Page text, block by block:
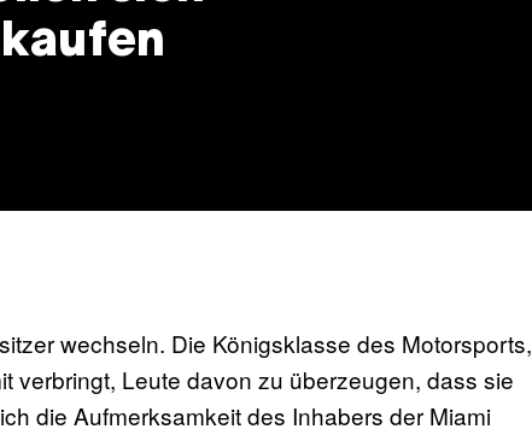
wechseln. Die Königsklasse des Motorsports,
verbringt, Leute davon zu überzeugen, dass sie
die Aufmerksamkeit des Inhabers der Miami